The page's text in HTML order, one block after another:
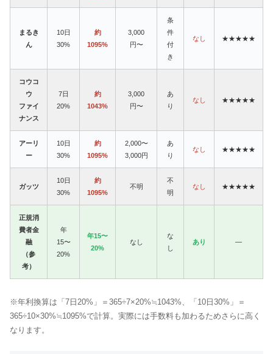
まるき
ん
10日
30%
約
1095%
3,000
円〜
条
件
付
き
なし ★★★★★
コウコ
ウ
ファイ
ナンス
7日
20%
約
1043%
3,000
円〜
あ
り
なし ★★★★★
アーリ
ー
10日
30%
約
1095%
2,000〜
3,000円
あ
り
なし ★★★★★
ガッツ
10日
30%
約
1095%
不明
不
明
なし ★★★★★
正規消
費者金
融
（参
考）
年
15〜
20%
年15〜
20%
なし
な
し
あり —
※年利換算は「7日20%」＝365÷7×20%≒1043%、「10日30%」＝
365÷10×30%≒1095%で計算。実際には手数料も加わるためさらに高く
なります。